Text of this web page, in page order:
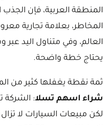
المنطقة العربية، فإن
المخاطر، بعلامة تجارية
العالم، وفي متناول اليد
يحتاج خطة واضحة.
ثمة نقطة يغفلها كثير من
شراء اسهم تسلا: الشركة
لكن مبيعات السيارات لا